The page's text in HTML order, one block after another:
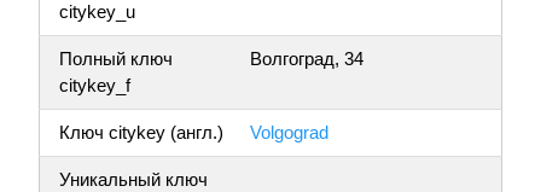
citykey_u
Полный ключ
citykey_f
Волгоград, 34
Ключ citykey (англ.) Volgograd
Уникальный ключ